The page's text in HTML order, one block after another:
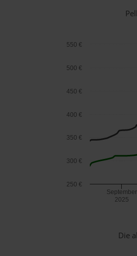
September
2025
250 €
300 €
350 €
400 €
450 €
500 €
550 €
Die